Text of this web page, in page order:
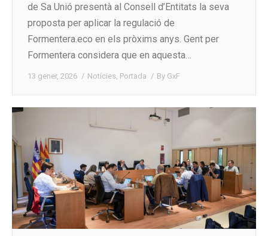
de Sa Unió presentà al Consell d’Entitats la seva
proposta per aplicar la regulació de
Formentera.eco en els pròxims anys. Gent per
Formentera considera que en aquesta…
13 gener, 2026 Notícies Portada By GxF